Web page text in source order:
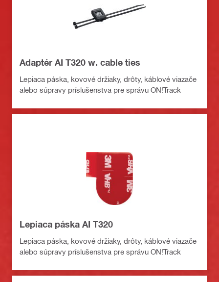
Adaptér AI T320 w. cable ties
Lepiaca páska, kovové držiaky, drôty, káblové viazače
alebo súpravy príslušenstva pre správu ON!Track
Lepiaca páska AI T320
Lepiaca páska, kovové držiaky, drôty, káblové viazače
alebo súpravy príslušenstva pre správu ON!Track